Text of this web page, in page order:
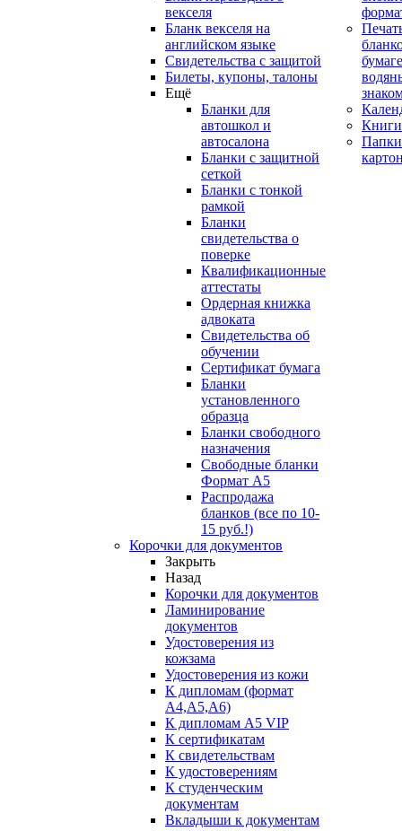
векселя
Бланк векселя на
английском языке
Свидетельства с защитой
Билеты, купоны, талоны
Ещё
Бланки для
автошкол и
автосалона
Бланки с защитной
сеткой
Бланки с тонкой
рамкой
Бланки
свидетельства о
поверке
Квалификационные
аттестаты
Ордерная книжка
адвоката
Свидетельства об
обучении
Сертификат бумага
Бланки
установленного
образца
Бланки свободного
назначения
Свободные бланки
Формат А5
Распродажа
бланков (все по 10-
15 руб.!)
Корочки для документов
Закрыть
Назад
Корочки для документов
Ламинирование
документов
Удостоверения из
кожзама
Удостоверения из кожи
К дипломам (формат
А4,А5,А6)
К дипломам А5 VIP
К сертификатам
К свидетельствам
К удостоверениям
К студенческим
документам
Вкладыши к документам
Книги
Папки